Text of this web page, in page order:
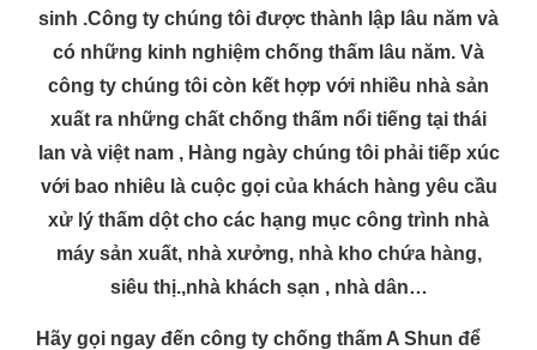
sinh .Công ty chúng tôi được thành lập lâu năm và
có những kinh nghiệm chống thấm lâu năm. Và
công ty chúng tôi còn kết hợp với nhiều nhà sản
xuất ra những chất chống thấm nổi tiếng tại thái
lan và việt nam , Hàng ngày chúng tôi phải tiếp xúc
với bao nhiêu là cuộc gọi của khách hàng yêu cầu
xử lý thấm dột cho các hạng mục công trình nhà
máy sản xuất, nhà xưởng, nhà kho chứa hàng,
siêu thị.,nhà khách sạn , nhà dân…
Hãy gọi ngay đến công ty chống thấm A Shun để